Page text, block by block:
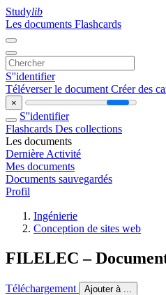
Studylib
Les documents Flashcards
S''identifier
Téléverser le document Créer des
×
S''identifier
Flashcards Des collections
Les documents
Dernière Activité
Mes documents
Documents sauvegardés
Profil
Ingénierie
Conception de sites web
FILELEC –
Téléchargement Ajouter à ...